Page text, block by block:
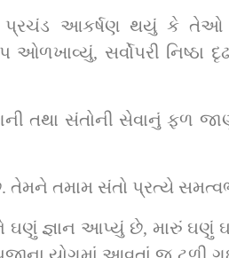
આકર્ષણ થયું કે તેઓ
ઓળખાવ્યું, સર્વોપરી
તથા સંતોની સેવાનું ફળ
તમામ સંતો પ્રત્યે
જ્ઞાન આપ્યું છે, મારું ઘણું